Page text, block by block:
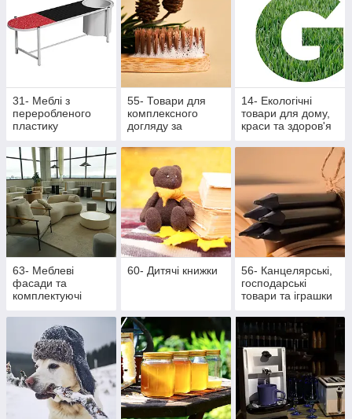
31- Меблі з
переробленого
пластику
55- Товари для
комплексного
догляду за
порожниною
14- Екологічні
товари для дому,
краси та здоров'я
63- Меблеві
фасади та
комплектуючі
60- Дитячі книжки
56- Канцелярські,
господарські
товари та іграшки